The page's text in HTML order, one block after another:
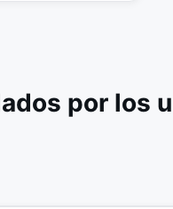
por los